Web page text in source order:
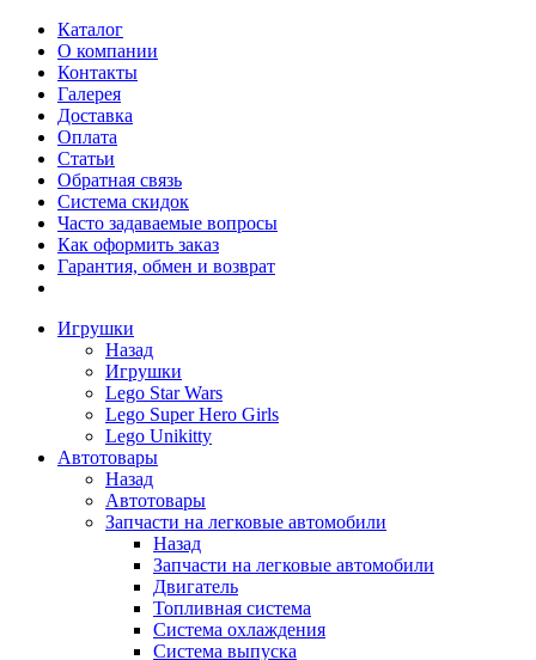
Каталог
О компании
Контакты
Галерея
Доставка
Оплата
Статьи
Обратная связь
Система скидок
Часто задаваемые вопросы
Как оформить заказ
Гарантия, обмен и возврат
Игрушки
Назад
Игрушки
Lego Star Wars
Lego Super Hero Girls
Lego Unikitty
Автотовары
Назад
Автотовары
Запчасти на легковые автомобили
Назад
Запчасти на легковые автомобили
Двигатель
Топливная система
Система охлаждения
Система выпуска